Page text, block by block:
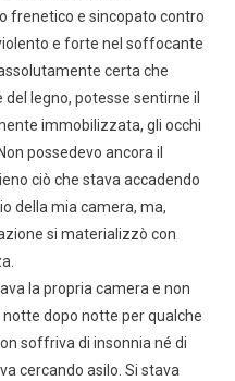
frenetico e sincopato contro
e forte nel soffocante
certa che
del legno, potesse sentirne il
immobilizzata, gli occhi
possedevo ancora il
ciò che stava accadendo
della mia camera, ma,
si materializzò con
la propria camera e non
dopo notte per qualche
soffriva di insonnia né di
cercando asilo. Si stava